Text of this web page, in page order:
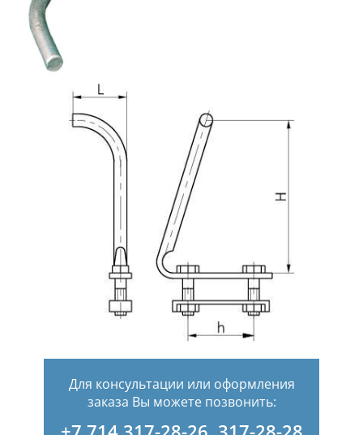
Для консультации или оформления
заказа Вы можете позвонить: